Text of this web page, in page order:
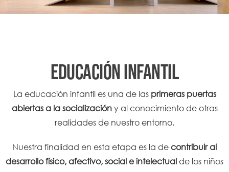
EDUCACIÓN INFANTIL
La educación infantil es una de las primeras puertas
abiertas a la socializacióny al conocimiento de otras
realidades de nuestro entorno.
Nuestra finalidad en esta etapa es la decontribuir al
desarrollo físico, afectivo, social e intelectualde los niños